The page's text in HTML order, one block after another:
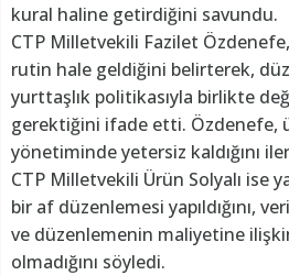
kural haline getirdiğini savundu.
CTP Milletvekili Fazilet
rutin hale geldiğini belirterek,
yurttaşlık politikasıyla birlikte
gerektiğini ifade etti. Özdenefe,
yönetiminde yetersiz kaldığını
CTP Milletvekili Ürün Solyalı ise
bir af düzenlemesi yapıldığını,
ve düzenlemenin maliyetine
olmadığını söyledi.